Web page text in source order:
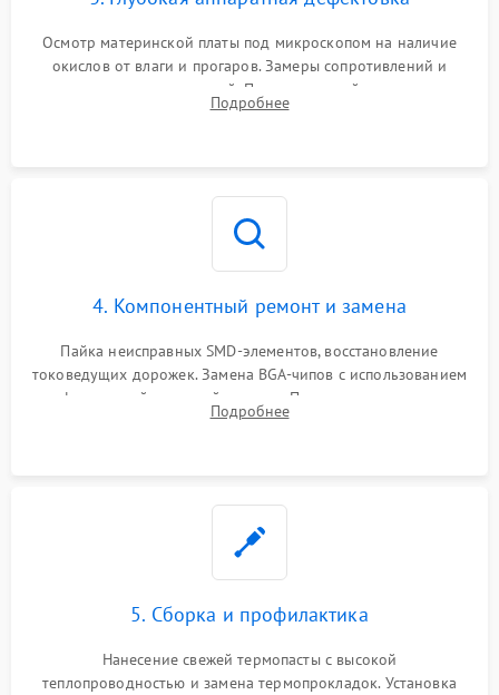
Осмотр материнской платы под микроскопом на наличие
окислов от влаги и прогаров. Замеры сопротивлений и
дежурных напряжений. Проверка цепей питания,
мультиконтроллера, процессора и видеочипа.
Подробнее
4. Компонентный ремонт и замена
Пайка неисправных SMD-элементов, восстановление
токоведущих дорожек. Замена BGA-чипов с использованием
инфракрасной паяльной станции. Прошивка микросхемы
BIOS или замена поврежденных портов USB
Подробнее
5. Сборка и профилактика
Нанесение свежей термопасты с высокой
теплопроводностью и замена термопрокладок. Установка